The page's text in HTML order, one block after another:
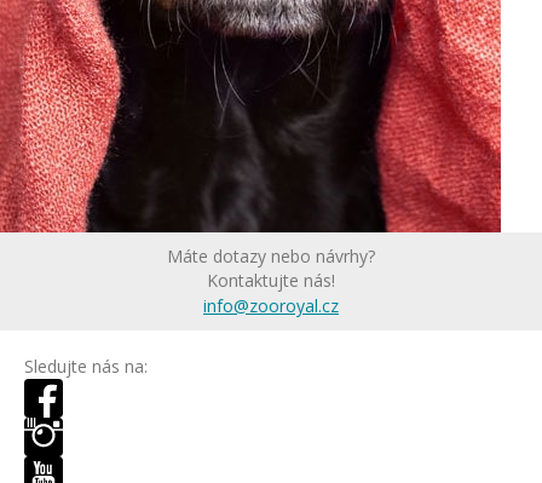
Máte dotazy nebo návrhy?
Kontaktujte nás!
info@zooroyal.cz
Sledujte nás na: